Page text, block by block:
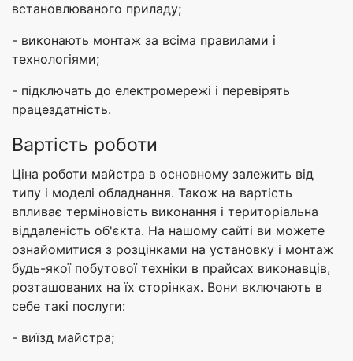
встановлюваного приладу;
- виконають монтаж за всіма правилами і
технологіями;
- підключать до електромережі і перевірять
працездатність.
Вартість роботи
Ціна роботи майстра в основному залежить від
типу і моделі обладнання. Також на вартість
впливає терміновість виконання і територіальна
віддаленість об'єкта. На нашому сайті ви можете
ознайомитися з розцінками на установку і монтаж
будь-якої побутової техніки в прайсах виконавців,
розташованих на їх сторінках. Вони включають в
себе такі послуги:
- виїзд майстра;